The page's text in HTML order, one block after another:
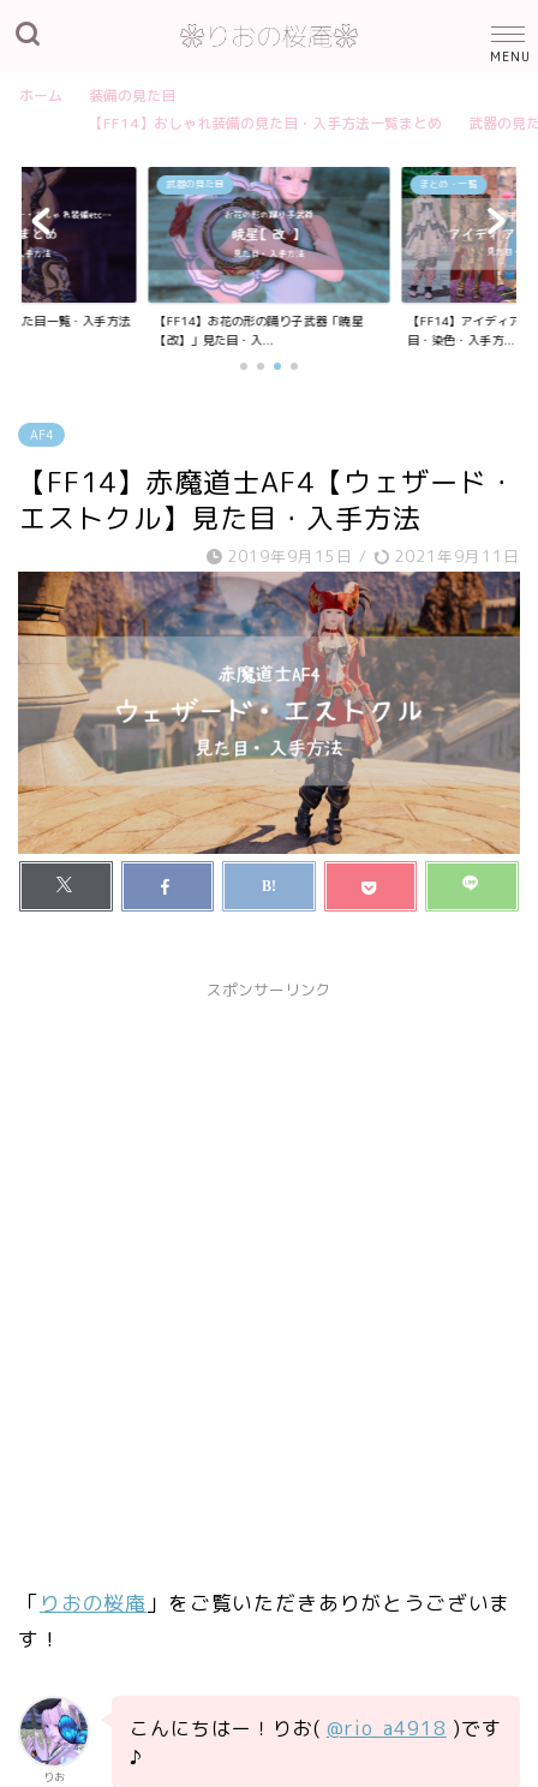
ホーム
装備の見た目
【FF14】おしゃれ装備の見た目・入手方法一覧まとめ
武器の見
見た目一覧・入手方法
武器の見た目
【FF14】お花の形の踊り子武器「暁星
【改】」見た目・入...
まとめ・一覧
【FF14】アイディア
目・染色・入手方...
AF4
【FF14】赤魔道士AF4【ウェザード・
エストクル】見た目・入手方法
2019年9月15日 / 2021年9月11日
スポンサーリンク
「 りおの桜庵 」をご覧いただきありがとうございま
す！
りお
こんにちはー！りお( @rio_a4918 )です
♪